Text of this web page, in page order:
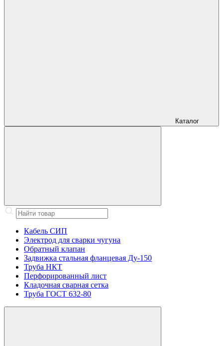
Каталог
Кабель СИП
Электрод для сварки чугуна
Обратный клапан
Задвижка стальная фланцевая Ду-150
Труба НКТ
Перфорированный лист
Кладочная сварная сетка
Труба ГОСТ 632-80